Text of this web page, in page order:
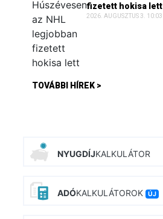
fizetett hokisa lett
2026. AUGUSZTUS 3. 10:03
TOVÁBBI HÍREK >
NYUGDÍJKALKULÁTOR
ADÓKALKULÁTOROK ÚJ